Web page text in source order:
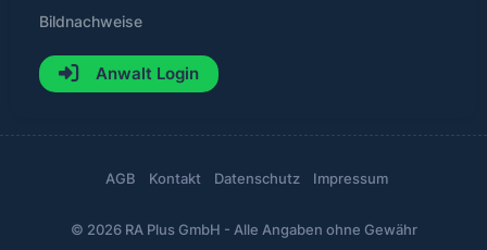
Bildnachweise
Anwalt Login
© 2026 RA Plus GmbH - Alle Angaben ohne Gewähr
AGB Kontakt Datenschutz Impressum